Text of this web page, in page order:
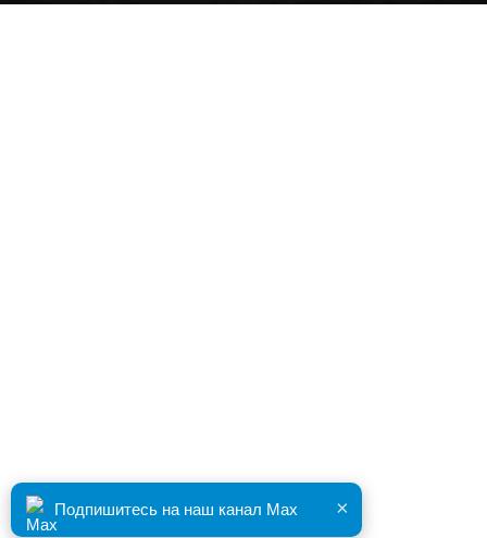
×
Подпишитесь на наш канал Max